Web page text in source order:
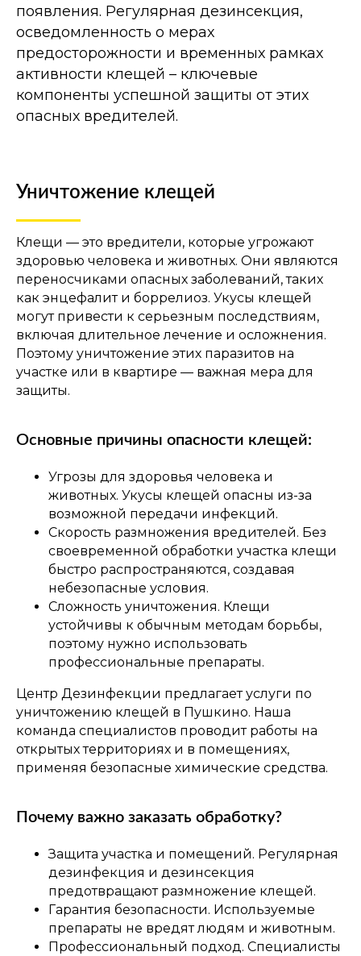
появления. Регулярная дезинсекция,
осведомленность о мерах
предосторожности и временных рамках
активности клещей – ключевые
компоненты успешной защиты от этих
опасных вредителей.
Уничтожение клещей
Клещи — это вредители, которые угрожают
здоровью человека и животных. Они являются
переносчиками опасных заболеваний, таких
как энцефалит и боррелиоз. Укусы клещей
могут привести к серьезным последствиям,
включая длительное лечение и осложнения.
Поэтому уничтожение этих паразитов на
участке или в квартире — важная мера для
защиты.
Основные причины опасности клещей:
Угрозы для здоровья человека и
животных. Укусы клещей опасны из-за
возможной передачи инфекций.
Скорость размножения вредителей. Без
своевременной обработки участка клещи
быстро распространяются, создавая
небезопасные условия.
Сложность уничтожения. Клещи
устойчивы к обычным методам борьбы,
поэтому нужно использовать
профессиональные препараты.
Центр Дезинфекции предлагает услуги по
уничтожению клещей в Пушкино. Наша
команда специалистов проводит работы на
открытых территориях и в помещениях,
применяя безопасные химические средства.
Почему важно заказать обработку?
Защита участка и помещений. Регулярная
дезинфекция и дезинсекция
предотвращают размножение клещей.
Гарантия безопасности. Используемые
препараты не вредят людям и животным.
Профессиональный подход. Специалисты